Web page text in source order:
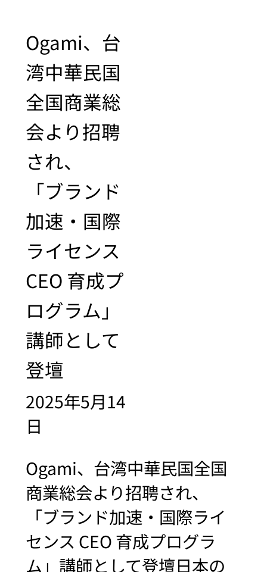
Ogami、台
湾中華民国
全国商業総
会より招聘
され、
「ブランド
加速・国際
ライセンス
CEO 育成プ
ログラム」
講師として
登壇
2025年5月14
日
Ogami、台湾中華民国全国
商業総会より招聘され、
「ブランド加速・国際ライ
センス CEO 育成プログラ
ム」講師として登壇日本の